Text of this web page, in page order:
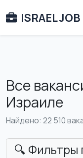
ISRAEL JOB
Все
Израиле
Найдено: 22 510
🔍 Фильтры